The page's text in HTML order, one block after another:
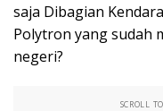
saja Dibagian
Polytron yang sudah
negeri?
SCROLL